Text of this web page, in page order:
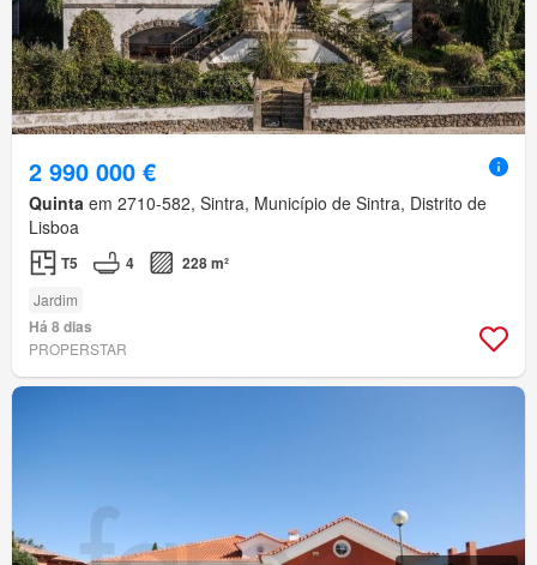
2 990 000 €
Quinta em 2710-582, Sintra, Município de Sintra, Distrito de
Lisboa
T5 4 228 m²
Jardim
Há 8 dias
PROPERSTAR